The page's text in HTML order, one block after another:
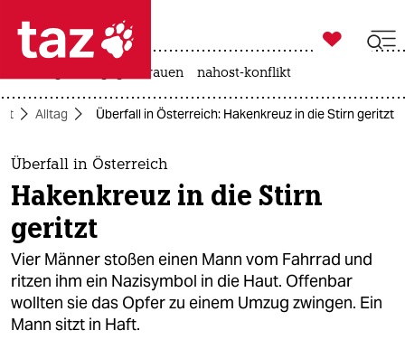
 taz zahl ich
taz zahl ich
themen
politik
öko
gesellschaft
kultur

taz zahl ich
gewalt gegen frauen nahost-konflikt
Alltag Überfall in Österreich: Hakenkreuz in die Stirn geritzt
Überfall in Österreich
Hakenkreuz in die Stirn
geritzt
Vier Männer stoßen einen Mann vom Fahrrad und
ritzen ihm ein Nazisymbol in die Haut. Offenbar
wollten sie das Opfer zu einem Umzug zwingen. Ein
Mann sitzt in Haft.